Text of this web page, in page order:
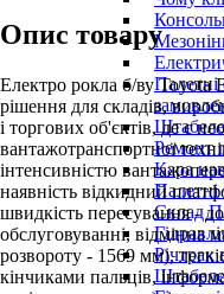
Палетні
Ремонт
Кара
Палетні
Склад
Опис товару
Електро рокла б/ву Toyota
рішення для складів,
і торгових об'єктів, де є
вантажотранспортної
інтенсивністю
наявність відкидний
швидкість пересування -
обслуговуванні, відмінна
розвороту - 1569 мм),
кінчиками пальців,